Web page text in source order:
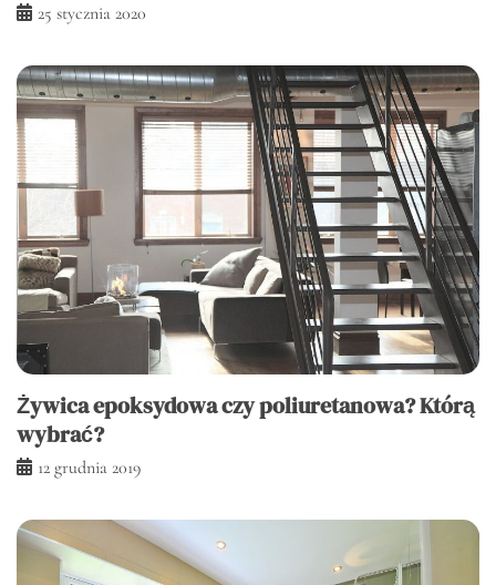
25 stycznia 2020
Żywica epoksydowa czy poliuretanowa? Którą
wybrać?
12 grudnia 2019